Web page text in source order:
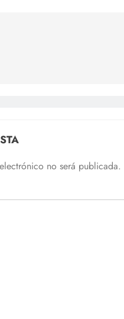
no será publicada.